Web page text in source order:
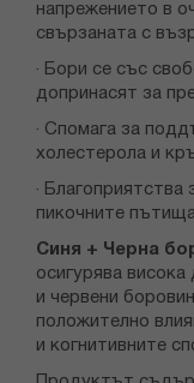
напрежението в
свързаната с
· Бори се със
допринасят за
· Спомага за
холестерола и
·
пикочните
Синя + Черна
осигурява
и червени
положително
и когнитивните